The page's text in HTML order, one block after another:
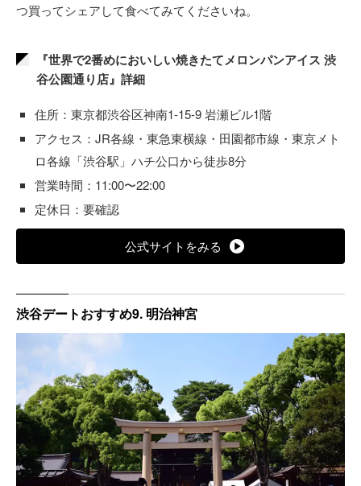
つ買ってシェアして食べてみてくださいね。
『世界で2番めにおいしい焼きたてメロンパンアイス 渋
谷公園通り店』詳細
住所：東京都渋谷区神南1-15-9 岩瀬ビル1階
アクセス：JR各線・東急東横線・田園都市線・東京メト
ロ各線「渋谷駅」ハチ公口から徒歩8分
営業時間：11:00〜22:00
定休日：要確認
公式サイトをみる
渋谷デートおすすめ9. 明治神宮